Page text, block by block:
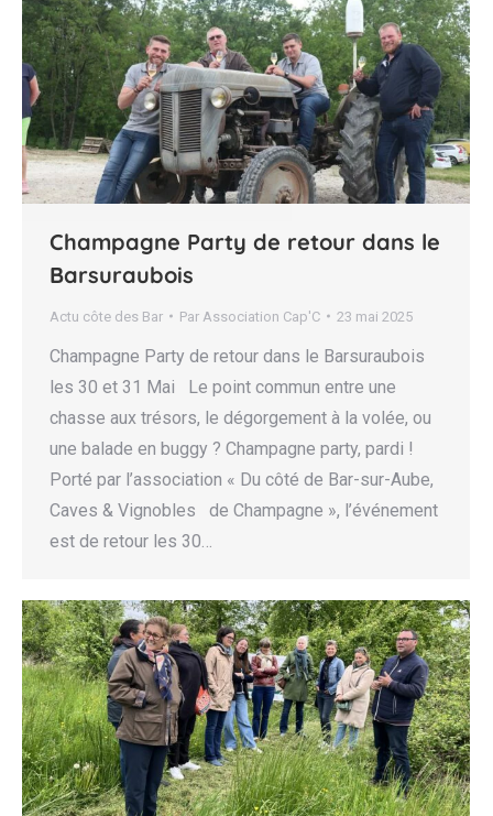
Champagne Party de retour dans le
Barsuraubois
Actu côte des Bar Par Association Cap'C 23 mai 2025
Champagne Party de retour dans le Barsuraubois
les 30 et 31 Mai Le point commun entre une
chasse aux trésors, le dégorgement à la volée, ou
une balade en buggy ? Champagne party, pardi !
Porté par l’association « Du côté de Bar-sur-Aube,
Caves & Vignobles de Champagne », l’événement
est de retour les 30…